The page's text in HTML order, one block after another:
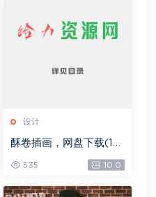
设计
酥卷插画，网盘下载(15.
535 10.0